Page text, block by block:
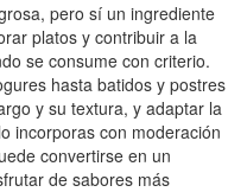
pero sí un ingrediente
platos y contribuir a la
se consume con criterio.
hasta batidos y postres
y su textura, y adaptar la
incorporas con moderación
convertirse en un
de sabores más